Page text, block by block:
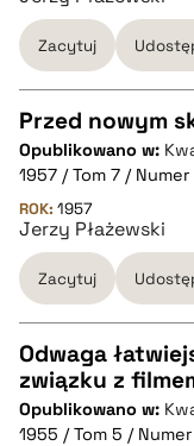
BIBTEX
pobierz cytat
Zacytuj
CZYSTY TEKST
pobierz cytat
BIBTEX
pobierz cytat
Przed nowym
Opublikowano w:
1957 / Tom 7 /
ROK: 1957
Jerzy Płażewski
Zacytuj
CZYSTY TEKST
Odwaga
związku z
Opublikowano w:
1955 / Tom 5 /